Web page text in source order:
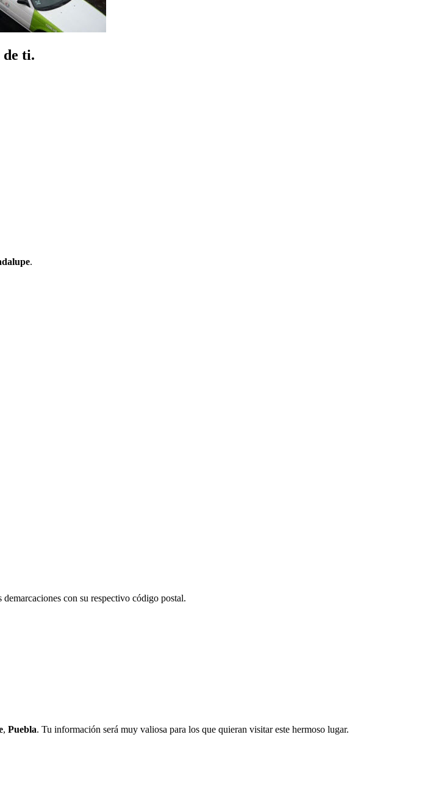
ti.
.
demarcaciones con su respectivo código postal.
, Puebla. Tu información será muy valiosa para los que quieran visitar este hermoso lugar.